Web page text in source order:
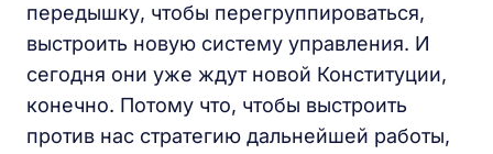
передышку, чтобы перегруппироваться,
выстроить новую систему управления. И
сегодня они уже ждут новой Конституции,
конечно. Потому что, чтобы выстроить
против нас стратегию дальнейшей работы,